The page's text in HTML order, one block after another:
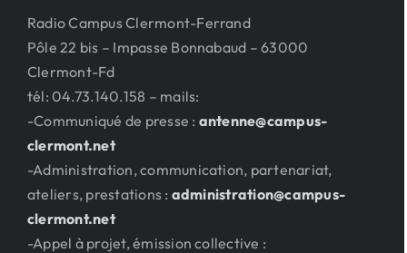
Radio Campus Clermont-Ferrand
Pôle 22 bis – Impasse Bonnabaud – 63000
Clermont-Fd
tél: 04.73.140.158 – mails:
-Communiqué de presse : antenne@campus-
clermont.net
-Administration, communication, partenariat,
ateliers, prestations : administration@campus-
clermont.net
-Appel à projet, émission collective :